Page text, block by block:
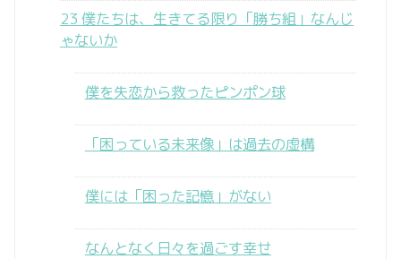
23 僕たちは、生きてる限り「勝ち組」なんじ
ゃないか
僕を失恋から救ったピンポン球
「困っている未来像」は過去の虚構
僕には「困った記憶」がない
なんとなく日々を過ごす幸せ